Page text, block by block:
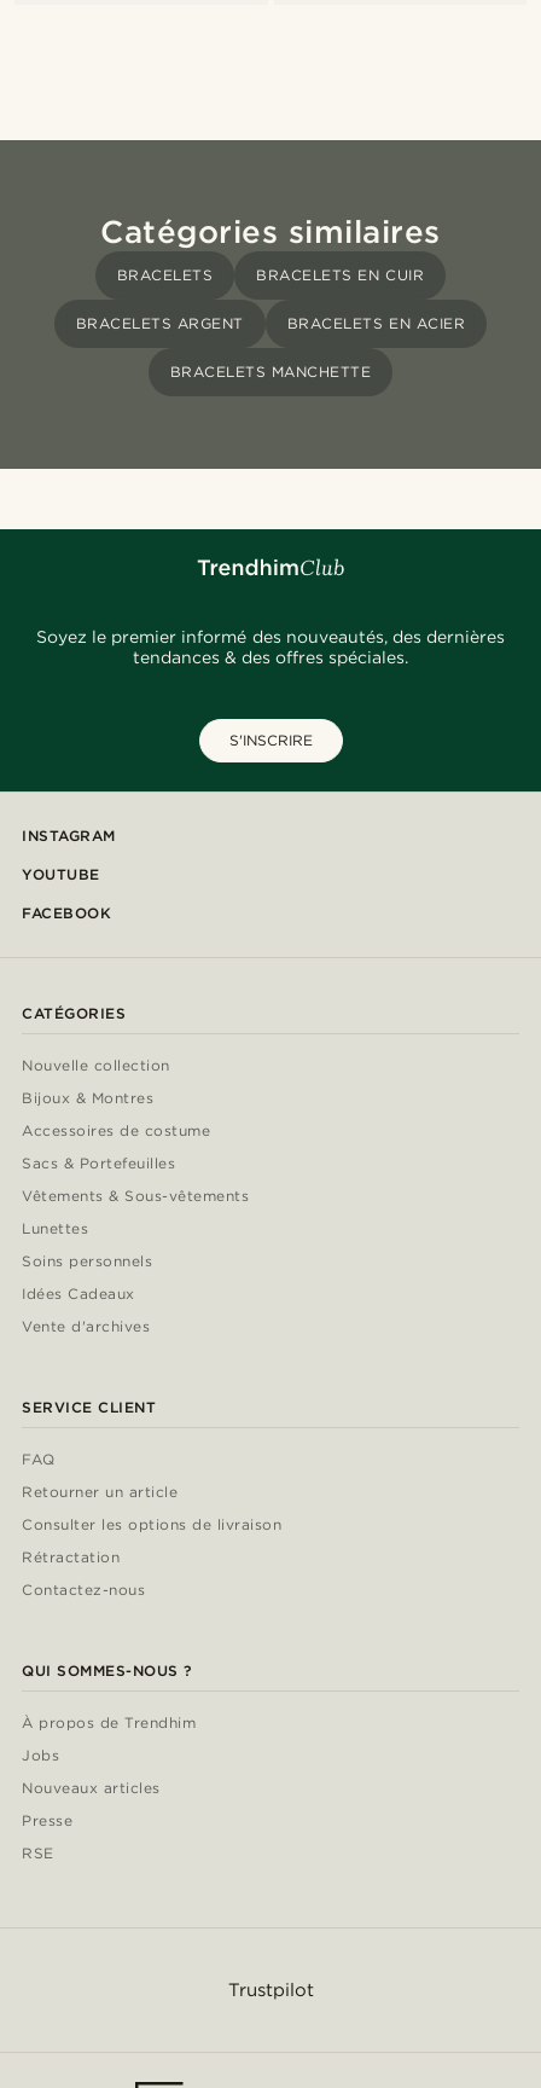
Catégories similaires
BRACELETS BRACELETS EN CUIR
BRACELETS ARGENT BRACELETS EN ACIER
BRACELETS MANCHETTE
Soyez le premier informé des nouveautés, des dernières
tendances & des offres spéciales.
S'INSCRIRE
INSTAGRAM
YOUTUBE
FACEBOOK
CATÉGORIES
Nouvelle collection
Bijoux & Montres
Accessoires de costume
Sacs & Portefeuilles
Vêtements & Sous-vêtements
Lunettes
Soins personnels
Idées Cadeaux
Vente d'archives
SERVICE CLIENT
FAQ
Retourner un article
Consulter les options de livraison
Rétractation
Contactez-nous
QUI SOMMES-NOUS ?
À propos de Trendhim
Jobs
Nouveaux articles
Presse
RSE
Trustpilot